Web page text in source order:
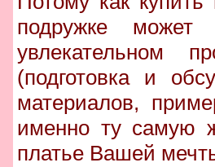
подружке может
увлекательном
(подготовка и
материалов,
именно ту самую
платье Вашей